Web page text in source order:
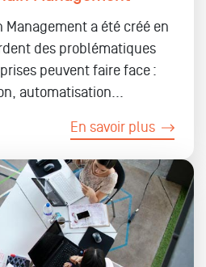
Management a été créé en
des problématiques
peuvent faire face :
automatisation...
En savoir plus